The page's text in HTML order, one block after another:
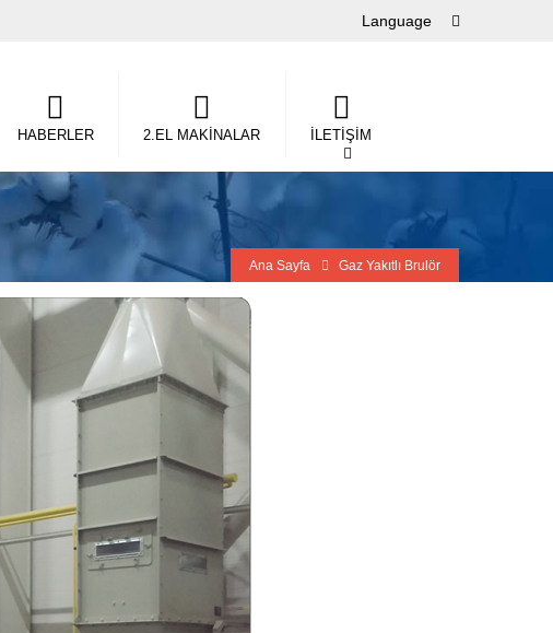
Language
HABERLER 2.EL MAKİNALAR İLETİŞİM
Ana Sayfa Gaz Yakıtlı Brulör